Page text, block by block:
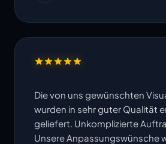
Die von uns gewünschten
wurden in sehr guter Qualität
geliefert. Unkomplizierte
Unsere Anpassungswünsche